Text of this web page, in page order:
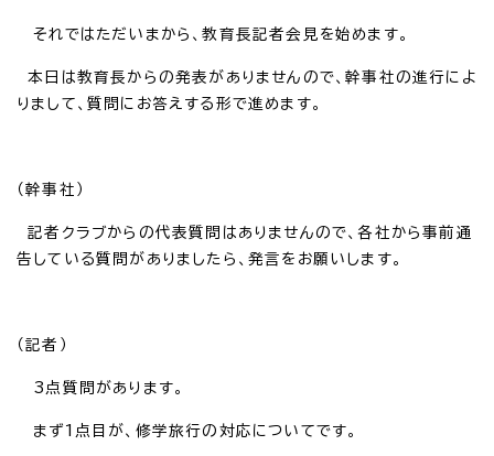
それではただいまから、教育長記者会見を始めます。
本日は教育長からの発表がありませんので、幹事社の進行によ
りまして、質問にお答えする形で進めます。
（幹事社）
記者クラブからの代表質問はありませんので、各社から事前通
告している質問がありましたら、発言をお願いします。
（記者）
3点質問があります。
まず1点目が、修学旅行の対応についてです。